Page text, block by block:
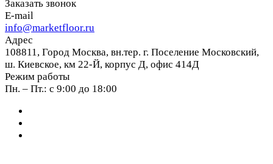
Заказать звонок
E-mail
info@marketfloor.ru
Адрес
108811, Город Москва, вн.тер. г. Поселение Московский,
ш. Киевское, км 22-Й, корпус Д, офис 414Д
Режим работы
Пн. – Пт.: с 9:00 до 18:00